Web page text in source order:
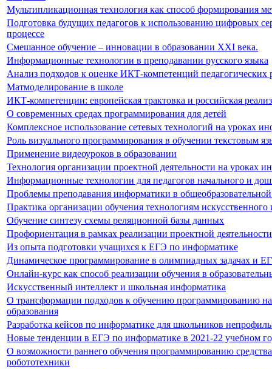
Мультипликационная технология как способ формирования
Подготовка будущих педагогов к использованию цифровых
процессе
Смешанное обучение – инновации в образовании XXI века.
Информационные технологии в преподавании русского языка
Анализ подходов к оценке ИКТ-компетенций педагогических
Матмоделирование в школе
ИКТ-компетенции: европейская трактовка и российская
О современных средах программирования для детей
Комплексное использование сетевых технологий на уроках
Роль визуального программирования в обучении текстовым
Применение видеоуроков в образовании
Технология организации проектной деятельности на уроках
Информационные технологии для педагогов начального и
Проблемы преподавания информатики в
Практика организации обучения технологиям искусственного
Обучение синтезу схемы реляционной базы данных
Профориентация в рамках реализации проектной
Из опыта подготовки учащихся к ЕГЭ по информатике
Динамическое программирование в олимпиадных задачах и
Онлайн-курс как способ реализации обучения в
Искусственный интеллект и школьная информатика
О трансформации подходов к обучению программированию на
образования
Разработка кейсов по информатике для школьников
Новые тенденции в ЕГЭ по информатике в 2021-22 учебном
О возможности раннего обучения программированию
робототехники